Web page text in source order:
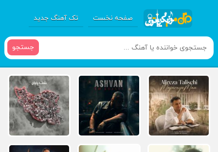
صفحه نخست تک آهنگ جدید
جستجو